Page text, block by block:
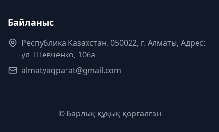
Байланыс
Республика Казахстан. 050022, г. Алматы, Адрес:
ул. Шевченко, 106а
almatyaqparat@gmail.com
© Барлық құқық қорғалған